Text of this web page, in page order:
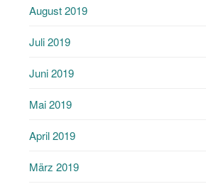
August 2019
Juli 2019
Juni 2019
Mai 2019
April 2019
März 2019